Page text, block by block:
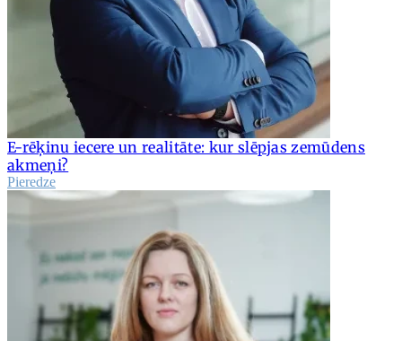
E-rēķinu iecere un realitāte: kur slēpjas zemūdens
akmeņi?
Pieredze